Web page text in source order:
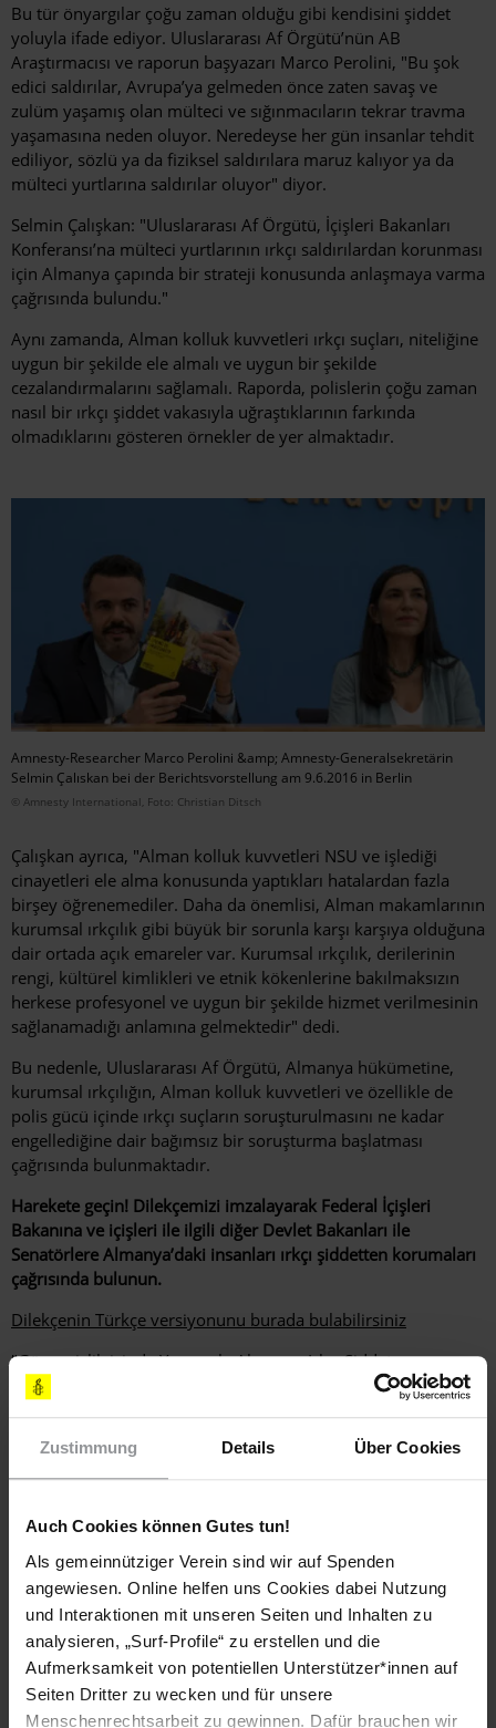
Zustimmung Details Über Cookies
Auch Cookies können Gutes tun!
Als gemeinnütziger Verein sind wir auf Spenden
angewiesen. Online helfen uns Cookies dabei Nutzung
und Interaktionen mit unseren Seiten und Inhalten zu
analysieren, „Surf-Profile“ zu erstellen und die
Aufmerksamkeit von potentiellen Unterstützer*innen auf
Seiten Dritter zu wecken und für unsere
Menschenrechtsarbeit zu gewinnen. Dafür brauchen wir
Bu tür önyargılar çoğu zaman olduğu gibi kendisini şiddet
yoluyla ifade ediyor. Uluslararası Af Örgütü’nün AB
Araştırmacısı ve raporun başyazarı Marco Perolini, "Bu şok
edici saldırılar, Avrupa’ya gelmeden önce zaten savaş ve
zulüm yaşamış olan mülteci ve sığınmacıların tekrar travma
yaşamasına neden oluyor. Neredeyse her gün insanlar tehdit
ediliyor, sözlü ya da fiziksel saldırılara maruz kalıyor ya da
mülteci yurtlarına saldırılar oluyor" diyor.
Selmin Çalışkan: "Uluslararası Af Örgütü, İçişleri Bakanları
Konferansı’na mülteci yurtlarının ırkçı saldırılardan korunması
için Almanya çapında bir strateji konusunda anlaşmaya varma
çağrısında bulundu."
Aynı zamanda, Alman kolluk kuvvetleri ırkçı suçları, niteliğine
uygun bir şekilde ele almalı ve uygun bir şekilde
cezalandırmalarını sağlamalı. Raporda, polislerin çoğu zaman
nasıl bir ırkçı şiddet vakasıyla uğraştıklarının farkında
olmadıklarını gösteren örnekler de yer almaktadır.
Amnesty-Researcher Marco Perolini &amp; Amnesty-Generalsekretärin
Selmin Çalıskan bei der Berichtsvorstellung am 9.6.2016 in Berlin
© Amnesty International, Foto: Christian Ditsch
Çalışkan ayrıca, "Alman kolluk kuvvetleri NSU ve işlediği
cinayetleri ele alma konusunda yaptıkları hatalardan fazla
birşey öğrenemediler. Daha da önemlisi, Alman makamlarının
kurumsal ırkçılık gibi büyük bir sorunla karşı karşıya olduğuna
dair ortada açık emareler var. Kurumsal ırkçılık, derilerinin
rengi, kültürel kimlikleri ve etnik kökenlerine bakılmaksızın
herkese profesyonel ve uygun bir şekilde hizmet verilmesinin
sağlanamadığı anlamına gelmektedir" dedi.
Bu nedenle, Uluslararası Af Örgütü, Almanya hükümetine,
kurumsal ırkçılığın, Alman kolluk kuvvetleri ve özellikle de
polis gücü içinde ırkçı suçların soruşturulmasını ne kadar
engellediğine dair bağımsız bir soruşturma başlatması
çağrısında bulunmaktadır.
Harekete geçin! Dilekçemizi imzalayarak Federal İçişleri
Bakanına ve içişleri ile ilgili diğer Devlet Bakanları ile
Senatörlere Almanya’daki insanları ırkçı şiddetten korumaları
çağrısında bulunun.
Dilekçenin Türkçe versiyonunu burada bulabilirsiniz
"Güvensizlik içinde Yaşamak: Almanya Irkçı Şiddet
Mağdurlarını Nasıl Yüzüstü Bırakıyor" raporunun İngilizce PDF
"Güvensizlik içinde Yaşamak: Almanya Irkçı Şiddet
Mağdurlarını Nasıl Yüzüstü Bırakıyor" raporunun Almanca
Uluslararası Af Örgütü'nün Almanya'da ırkçı şiddetin son
bulması için başlattığı kampanya ile ilgili Türkçe bilgiye
şuradan ulaşabilirsiniz
Weitere Informationen